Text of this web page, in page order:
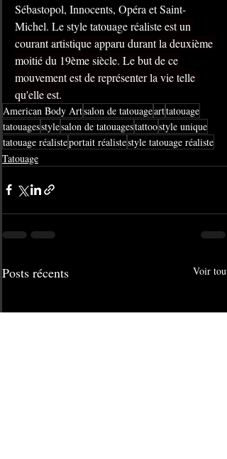
Sébastopol, Innocents, Opéra et Saint-
Michel. Le style tatouage réaliste est un
courant artistique apparu durant la deuxième
moitié du 19ème siècle. Le but de ce
mouvement est de représenter la vie telle
qu'elle est.
American Body Artsalon de tatouagearttatouage
tatouagesstylesalon de tatouagestattoostyle unique
tatouage réalisteportait réalistestyle tatouage réaliste
Tatouage
Posts récents Voir tout